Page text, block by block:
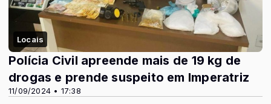
Locais
11/09/2024 • 17:38
Polícia Civil apreende mais de 19 kg de
drogas e prende suspeito em Imperatriz